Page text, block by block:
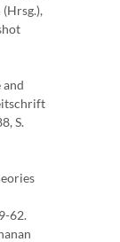
and
S.
62.